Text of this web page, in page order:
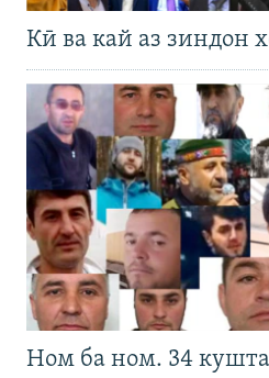
Кӣ ва кай аз зиндон
Ном ба ном. 34